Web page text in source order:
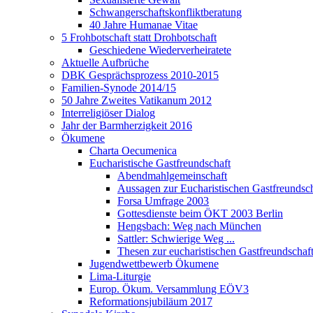
Schwangerschaftskonfliktberatung
40 Jahre Humanae Vitae
5 Frohbotschaft statt Drohbotschaft
Geschiedene Wiederverheiratete
Aktuelle Aufbrüche
DBK Gesprächsprozess 2010-2015
Familien-Synode 2014/15
50 Jahre Zweites Vatikanum 2012
Interreligiöser Dialog
Jahr der Barmherzigkeit 2016
Ökumene
Charta Oecumenica
Eucharistische Gastfreundschaft
Abendmahlgemeinschaft
Aussagen zur Eucharistischen
Forsa Umfrage 2003
Gottesdienste beim ÖKT 2003 Berlin
Hengsbach: Weg nach München
Sattler: Schwierige Weg ...
Thesen zur eucharistischen Gastfreundschaft
Jugendwettbewerb Ökumene
Lima-Liturgie
Europ. Ökum. Versammlung EÖV3
Reformationsjubiläum 2017